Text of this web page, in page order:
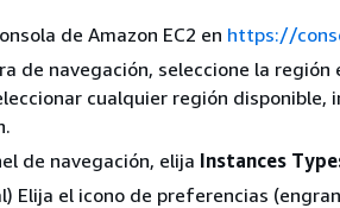
de Amazon EC2 en https://
de navegación, seleccione la
cualquier región
de navegación, elija Instances
Elija el icono de preferencias